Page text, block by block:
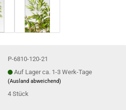
P-6810-120-21
Auf Lager ca. 1-3 Werk-Tage
(Ausland abweichend)
4Stück